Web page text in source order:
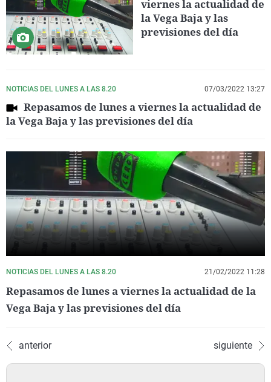
viernes la actualidad de
la Vega Baja y las
previsiones del día
NOTICIAS DEL LUNES A LAS 8.20 07/03/2022 13:27
Repasamos de lunes a viernes la actualidad de
la Vega Baja y las previsiones del día
NOTICIAS DEL LUNES A LAS 8.20 21/02/2022 11:28
Repasamos de lunes a viernes la actualidad de la
Vega Baja y las previsiones del día
anterior siguiente